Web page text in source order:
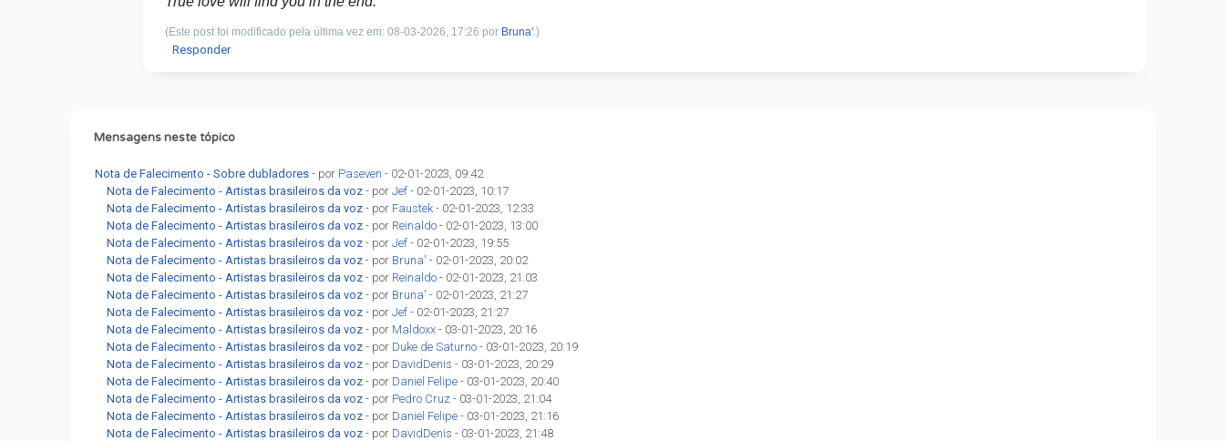
(Este post foi modificado pela última vez em: 08-03-2026, 17:26 por Bruna'.)
Responder
Mensagens neste tópico
Nota de Falecimento - Sobre dubladores - por Paseven - 02-01-2023, 09:42
Nota de Falecimento - Artistas brasileiros da voz - porJef - 02-01-2023, 10:17
Nota de Falecimento - Artistas brasileiros da voz - por Faustek- 02-01-2023, 12:33
Nota de Falecimento - Artistas brasileiros da voz - por Reinaldo - 02-01-2023, 13:00
Nota de Falecimento - Artistas brasileiros da voz - porJef - 02-01-2023, 19:55
Nota de Falecimento - Artistas brasileiros da voz - por Bruna' - 02-01-2023, 20:02
Nota de Falecimento - Artistas brasileiros da voz - por Reinaldo - 02-01-2023, 21:03
Nota de Falecimento - Artistas brasileiros da voz - por Bruna' - 02-01-2023, 21:27
Nota de Falecimento - Artistas brasileiros da voz - porJef - 02-01-2023, 21:27
Nota de Falecimento - Artistas brasileiros da voz - por Maldoxx - 03-01-2023, 20:16
Nota de Falecimento - Artistas brasileiros da voz - por Duke de Saturno - 03-01-2023, 20:19
Nota de Falecimento - Artistas brasileiros da voz - por DavidDenis - 03-01-2023, 20:29
Nota de Falecimento - Artistas brasileiros da voz - por Daniel Felipe - 03-01-2023, 20:40
Nota de Falecimento - Artistas brasileiros da voz - por Pedro Cruz - 03-01-2023, 21:04
Nota de Falecimento - Artistas brasileiros da voz - por Daniel Felipe - 03-01-2023, 21:16
Nota de Falecimento - Artistas brasileiros da voz - por DavidDenis - 03-01-2023, 21:48